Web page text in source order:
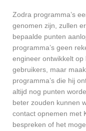
Zodra programma’s
genomen zijn, zullen
bepaalde punten
programma’s geen
engineer ontwikkelt
gebruikers, maar
programma’s die hij
altijd nog punten
beter zouden kunnen
contact opnemen met
bespreken of het